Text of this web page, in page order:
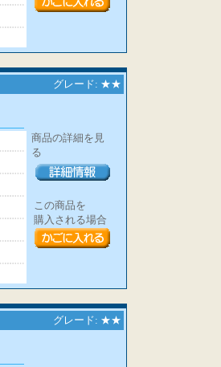
グレード: ★★
商品の詳細を見
る
この商品を
購入される場合
グレード: ★★